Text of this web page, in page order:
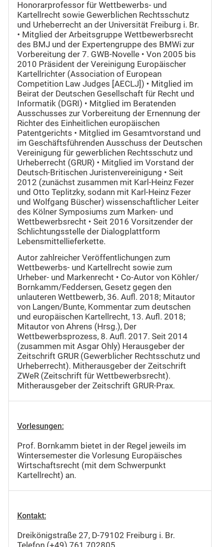
Honorarprofessor für Wettbewerbs- und
Kartellrecht sowie Gewerblichen Rechtsschutz
und Urheberrecht an der Universität Freiburg i. Br.
• Mitglied der Arbeitsgruppe Wettbewerbsrecht
des BMJ und der Expertengruppe des BMWi zur
Vorbereitung der 7. GWB-Novelle • Von 2005 bis
2010 Präsident der Vereinigung Europäischer
Kartellrichter (Association of European
Competition Law Judges [AECLJ]) • Mitglied im
Beirat der Deutschen Gesellschaft für Recht und
Informatik (DGRI) • Mitglied im Beratenden
Ausschusses zur Vorbereitung der Ernennung der
Richter des Einheitlichen europäischen
Patentgerichts • Mitglied im Gesamtvorstand und
im Geschäftsführenden Ausschuss der Deutschen
Vereinigung für gewerblichen Rechtsschutz und
Urheberrecht (GRUR) • Mitglied im Vorstand der
Deutsch-Britischen Juristenvereinigung • Seit
2012 (zunächst zusammen mit Karl-Heinz Fezer
und Otto Teplitzky, sodann mit Karl-Heinz Fezer
und Wolfgang Büscher) wissenschaftlicher Leiter
des Kölner Symposiums zum Marken- und
Wettbewerbsrecht • Seit 2016 Vorsitzender der
Schlichtungsstelle der Dialogplattform
Lebensmittellieferkette.
Autor zahlreicher Veröffentlichungen zum
Wettbewerbs- und Kartellrecht sowie zum
Urheber- und Markenrecht • Co-Autor von ‌Köhler/‌
Bornkamm/‌Feddersen, Gesetz gegen den
unlauteren Wettbewerb, 36. Aufl. 2018; Mitautor
von Langen/‌Bunte, Kommentar zum deutschen
und europäischen Kartellrecht, 13. Aufl. 2018;
Mitautor von Ahrens (Hrsg.), Der
Wettbewerbsprozess, 8. Aufl. 2017. Seit 2014
(zusammen mit Asgar Ohly) Herausgeber der
Zeitschrift GRUR (Gewerblicher Rechtsschutz und
Urheberrecht). Mitherausgeber der Zeitschrift
ZWeR (Zeitschrift für Wettbewerbsrecht).
Mitherausgeber der Zeitschrift GRUR-Prax.
Vorlesungen:
Prof. Bornkamm bietet in der Regel jeweils im
Wintersemester die Vorlesung Europäisches
Wirtschaftsrecht (mit dem Schwerpunkt
Kartellrecht) an.
Kontakt:
Dreikönigstraße 27, D-79102 Freiburg i. Br.